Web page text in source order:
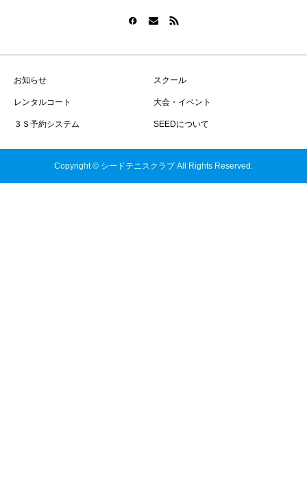
お知らせ スクール
レンタルコート 大会・イベント
３Ｓ予約システム SEEDについて
Copyright © シードテニスクラブ All Rights Reserved.